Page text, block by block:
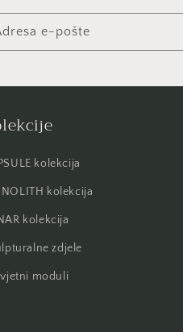
e-pošte
kolekcija
kolekcija
kolekcija
zdjele
moduli